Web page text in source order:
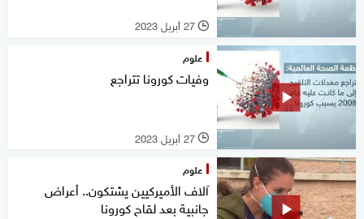
l 27 أبريل 2023
علوم
وفيات كورونا تتراجع
l 27 أبريل 2023
علوم
آلاف الأميركيين يشتكون.. أعراض
جانبية بعد لقاح كورونا